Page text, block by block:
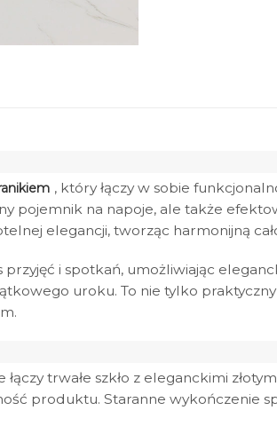
, który łączy w sobie
pojemnik na napoje, ale także
elegancji, tworząc harmonijną
przyjęć i spotkań, umożliwiając
uroku. To nie tylko
łączy trwałe szkło z eleganckimi
produktu. Staranne wykończenie